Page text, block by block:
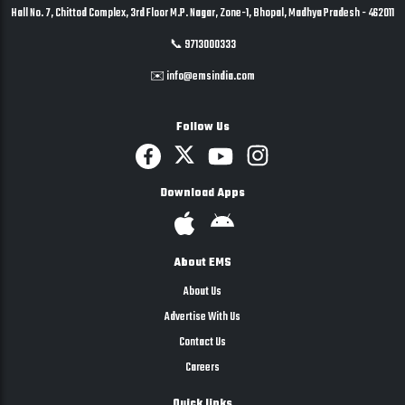
Hall No. 7, Chittod Complex, 3rd Floor M.P. Nagar, Zone-1, Bhopal, Madhya Pradesh - 462011
📞 9713000333
✉️ info@emsindia.com
Follow Us
Download Apps
About EMS
About Us
Advertise With Us
Contact Us
Careers